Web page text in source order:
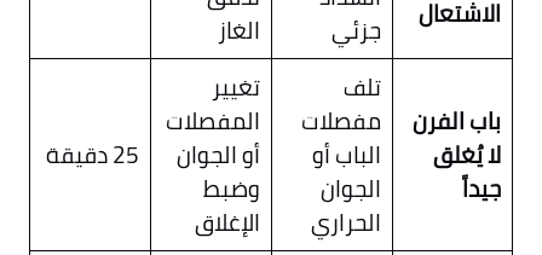
الاشتعال جزئي الغاز
باب الفرن
لا يُغلق
جيداً
تلف
مفصلات
الباب أو
الجوان
الحراري
تغيير
المفصلات
أو الجوان
وضبط
الإغلاق
25 دقيقة